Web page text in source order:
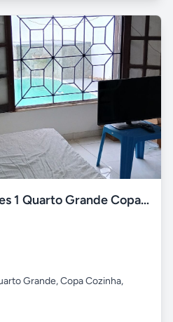
Casa em Piatã 4 Suítes 1 Quarto Grande Copa 2 Pavimentos
Grande, Copa Cozinha,